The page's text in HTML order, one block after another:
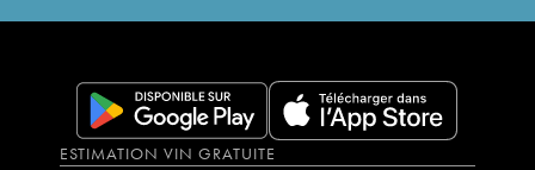
ESTIMATION VIN GRATUITE